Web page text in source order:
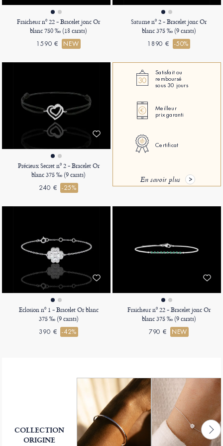
Fraicheur nº 22 - Bracelet jonc Or
blanc 750 ‰ (18 carats)
1590 € NEW
Saturne nº 2 - Bracelet jonc Or
blanc 375 ‰ (9 carats)
1890 € -50%
Précieux Secret nº 2 - Bracelet Or
blanc 375 ‰ (9 carats)
240 € -25%
Satisfait ou
remboursé
sous 30 jours
Meilleur
prix garanti
Certificat
En savoir plus
Eclosion nº 1 - Bracelet Or blanc
375 ‰ (9 carats)
390 € -42%
Fraicheur nº 22 - Bracelet jonc Or
blanc 375 ‰ (9 carats)
790 € NEW
COLLECTION
ORIGINE